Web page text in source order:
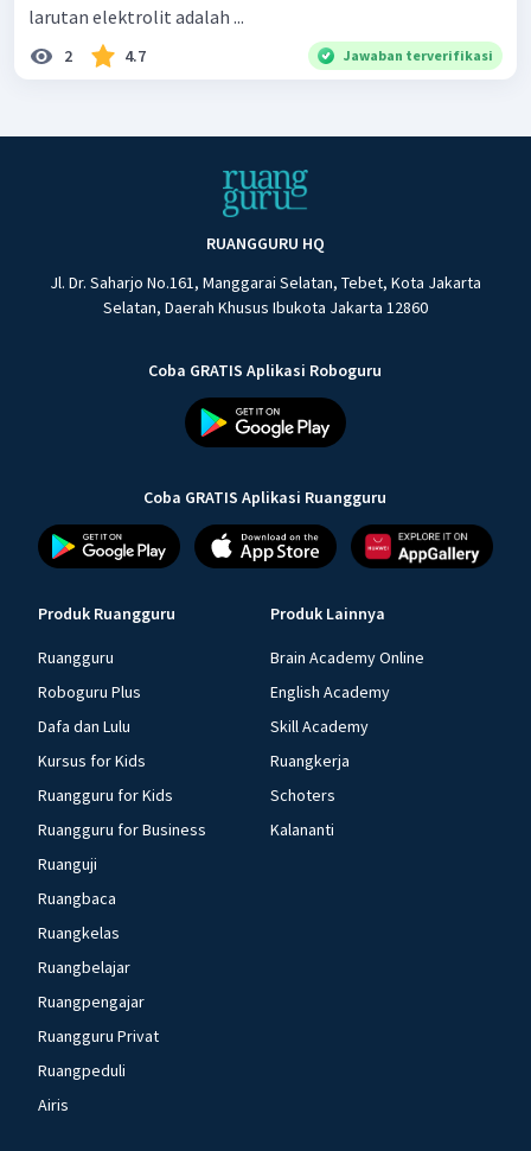
larutan elektrolit adalah ...
2 4.7 Jawaban terverifikasi
RUANGGURU HQ
Jl. Dr. Saharjo No.161, Manggarai Selatan, Tebet, Kota Jakarta
Selatan, Daerah Khusus Ibukota Jakarta 12860
Coba GRATIS Aplikasi Roboguru
Coba GRATIS Aplikasi Ruangguru
Produk Ruangguru
Ruangguru
Roboguru Plus
Dafa dan Lulu
Kursus for Kids
Ruangguru for Kids
Ruangguru for Business
Ruanguji
Ruangbaca
Ruangkelas
Ruangbelajar
Ruangpengajar
Ruangguru Privat
Ruangpeduli
Airis
Produk Lainnya
Brain Academy Online
English Academy
Skill Academy
Ruangkerja
Schoters
Kalananti